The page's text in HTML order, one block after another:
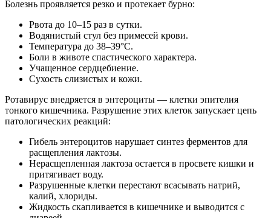
Болезнь проявляется резко и протекает бурно:
Рвота до 10–15 раз в сутки.
Водянистый стул без примесей крови.
Температура до 38–39°C.
Боли в животе спастического характера.
Учащенное сердцебиение.
Сухость слизистых и кожи.
Ротавирус внедряется в энтероциты — клетки эпителия
тонкого кишечника. Разрушение этих клеток запускает цепь
патологических реакций:
Гибель энтероцитов нарушает синтез ферментов для
расщепления лактозы.
Нерасщепленная лактоза остается в просвете кишки и
притягивает воду.
Разрушенные клетки перестают всасывать натрий,
калий, хлориды.
Жидкость скапливается в кишечнике и выводится с